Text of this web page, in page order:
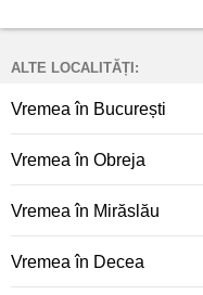
ALTE LOCALITĂȚI:
Vremea în București
Vremea în Obreja
Vremea în Mirăslău
Vremea în Decea